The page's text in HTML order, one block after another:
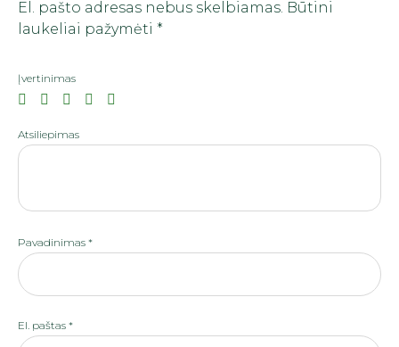
El. pašto adresas nebus skelbiamas. Būtini
laukeliai pažymėti *
Įvertinimas
Atsiliepimas
Pavadinimas *
El. paštas *